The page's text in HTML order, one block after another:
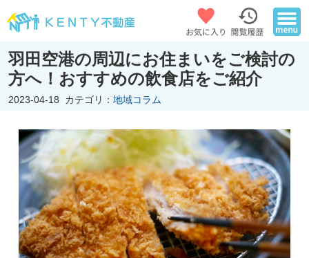
羽田空港の周辺にお住まいをご検討の
方へ！おすすめの飲食店をご紹介
2023-04-18 カテゴリ： 地域コラム